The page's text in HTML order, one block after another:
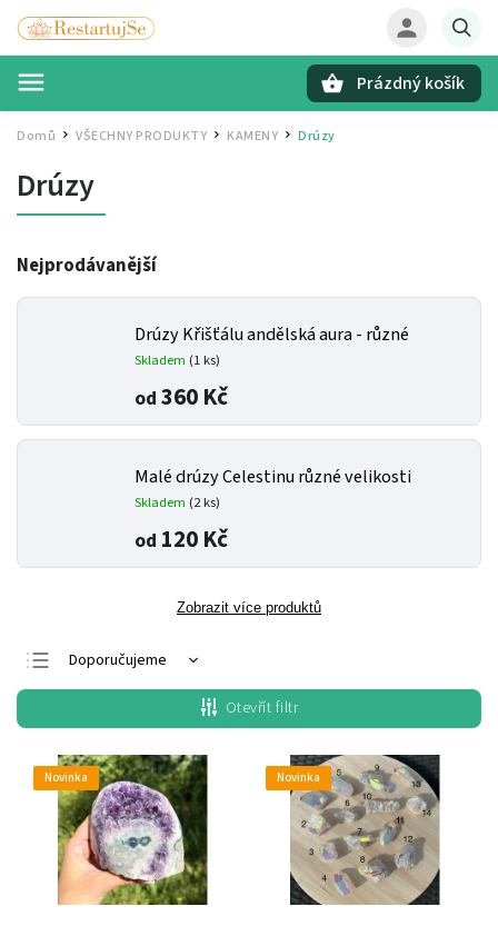
Prázdný košík
Domů / VŠECHNY PRODUKTY / KAMENY / Drúzy
Drúzy
Nejprodávanější
Drúzy Křišťálu andělská aura - různé
Skladem (1 ks)
od 360 Kč
Malé drúzy Celestinurůzné velikosti
Skladem (2 ks)
od 120 Kč
Zobrazit více produktů
Doporučujeme
Nejlevnější
Nejdražší
Nejprodávanější
Abecedně
Otevřít filtr
Novinka Novinka